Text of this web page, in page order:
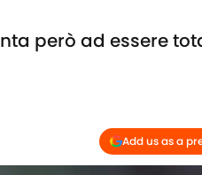
però ad essere
Add us as a